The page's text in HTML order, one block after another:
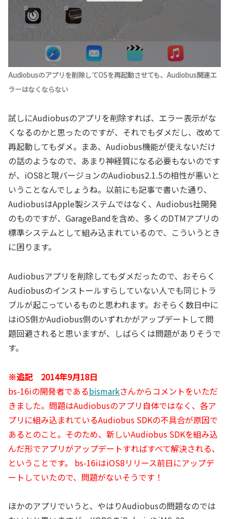
Audiobusのアプリを削除してOSを再起動させても、Audiobus関連エ
ラーはなくならない
試しにAudiobusのアプリを削除すれば、エラー表示がな
くなるのかと思ったのですが、それでもダメだし、改めて
再起動してもダメ。まあ、Audiobus機能が使えないだけ
の話のようなので、あまり神経質になる必要もないのです
が、iOS8と現バージョンのAudiobus2.1.5の相性が悪いと
いうことなんでしょうね。以前にも記事で書いた通り、
AudiobusはApple製システムではなく、Audiobus社開発
のものですが、GarageBandを含め、多くのDTMアプリの
標準システムとして組み込まれているので、こういうとき
に困ります。
Audiobusアプリを削除してもダメだったので、おそらく
Audiobusのインストールすらしていない人でも同じトラ
ブルが起こっているものと思われます。おそらく数日中に
はiOS側かAudiobus側のいずれかがアップデートして問
題回避されると思いますが、しばらくは問題がありそうで
す。
※追記 2014年9月18日
bs-16iの開発者であるbismarkさんからコメントをいただ
きました。問題はAudiobusのアプリ自体ではなく、各ア
プリに組み込まれているAudiobus SDKの不具合が原因で
あるとのこと。そのため、新しいAudiobus SDKを組み込
んだ形でアプリがアップデートすればすべて解決される、
ということです。 bs-16iはiOS8リリース前日にアップデ
ートしていたので、問題がないそうです！
ほかのアプリでいうと、やはりAudiobusの問題なのでは